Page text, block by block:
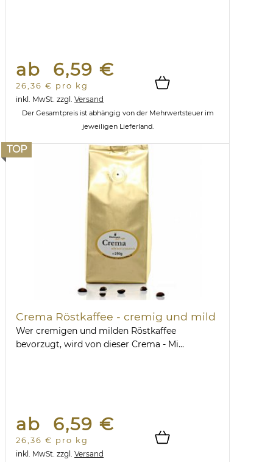
ab 6,59 €
26,36 € pro kg
inkl. MwSt. zzgl. Versand
Der Gesamtpreis ist abhängig von der Mehrwertsteuer im
jeweiligen Lieferland.
TOP
Crema Röstkaffee - cremig und mild
Wer cremigen und milden Röstkaffee
bevorzugt, wird von dieser Crema - Mi...
ab 6,59 €
26,36 € pro kg
inkl. MwSt. zzgl. Versand